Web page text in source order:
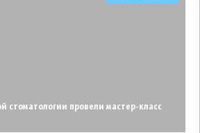
стоматологии провели мастер-класс